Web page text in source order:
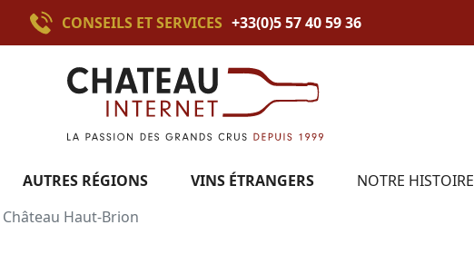
CONSEILS ET SERVICES +33(0)5 57 40 59 36
AUTRES RÉGIONS VINS ÉTRANGERS NOTRE HISTOIRE
Château Haut-Brion